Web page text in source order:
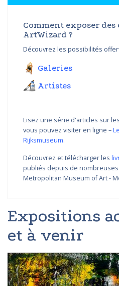
Comment exposer
ArtWizard ?
Découvrez les possibilités
Galeries
Artistes
Lisez une série d'articles sur
vous pouvez visiter en ligne –
Rijksmuseum.
Découvrez et télécharger les
publiés depuis de
Metropolitan Museum of Art -
Expositions
et à venir